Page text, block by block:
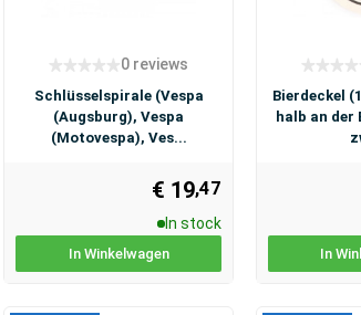
0 reviews
Schlüsselspirale (Vespa
(Augsburg), Vespa
(Motovespa), Ves...
€ 19,47
In stock
In Winkelwagen
Bierdeckel
halb an der
In